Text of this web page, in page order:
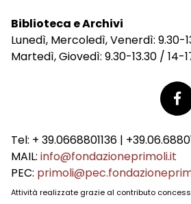
Biblioteca e Archivi
Lunedì, Mercoledì, Venerdì: 9.30-
Martedì, Giovedì: 9.30-13.30 / 14-
Tel: + 39.0668801136 |
MAIL: info@fondazioneprimoli.it
PEC:
Attività realizzate grazie al contributo